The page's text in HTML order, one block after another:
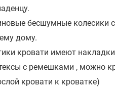
бесшумные колесики
дому.
кровати имеют
с ремешками , можно
кровати к кроватке)